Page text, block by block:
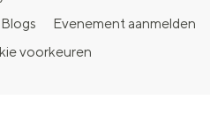
Blogs
Evenement aanmelden
voorkeuren